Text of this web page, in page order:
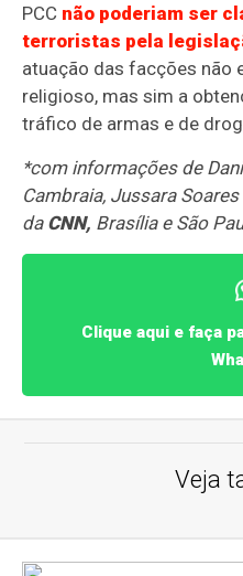
PCC não poderiam ser
terroristas pela
atuação das facções não
religioso, mas sim a
tráfico de armas e de
*com informações de
Cambraia, Jussara
da CNN, Brasília e São
Clique aqui e faça
Veja